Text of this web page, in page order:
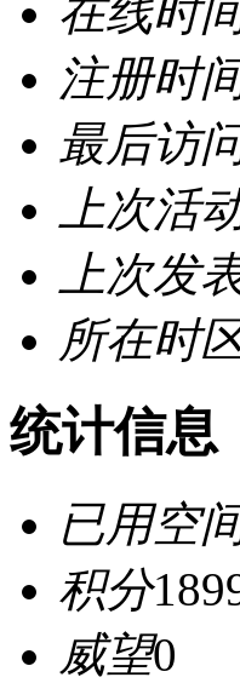
在线时
注册时
最后访
上次活
上次发
所在时
统计信息
已用空
积分
威望0